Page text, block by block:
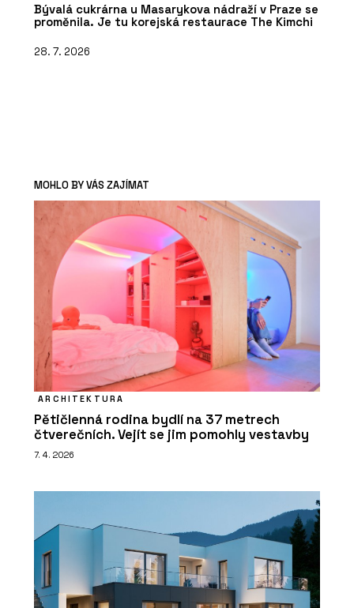
Bývalá cukrárna u Masarykova nádraží v Praze se
proměnila. Je tu korejská restaurace The Kimchi
28. 7. 2026
MOHLO BY VÁS ZAJÍMAT
ARCHITEKTURA
Pětičlenná rodina bydlí na 37 metrech
čtverečních. Vejít se jim pomohly vestavby
7. 4. 2026